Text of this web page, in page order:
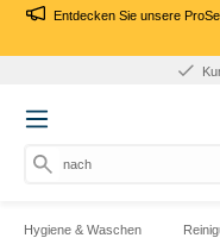
Entdecken Sie unsere
nach
Hygiene & Waschen